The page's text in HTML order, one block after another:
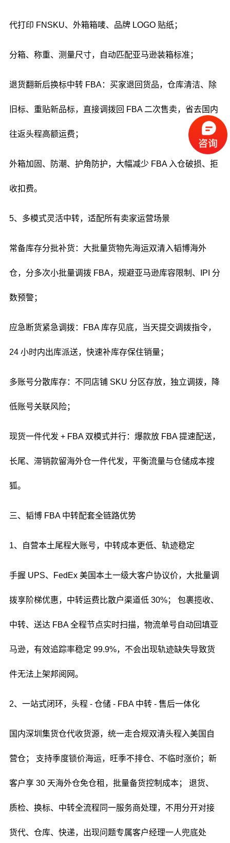
代打印 FNSKU、外箱箱唛、品牌 LOGO 贴纸；
分箱、称重、测量尺寸，自动匹配亚马逊装箱标准；
退货翻新后换标中转 FBA：买家退回货品，仓库清洁、除
旧标、重贴新品标，直接调拨回 FBA 二次售卖，省去国内
往返头程高额运费；
外箱加固、防潮、护角防护，大幅减少 FBA 入仓破损、拒
收扣费。
5、多模式灵活中转，适配所有卖家运营场景
常备库存分批补货：大批量货物先海运双清入韬博海外
仓，分多次小批量调拨 FBA，规避亚马逊库容限制、IPI 分
数预警；
应急断货紧急调拨：FBA 库存见底，当天提交调拨指令，
24 小时内出库派送，快速补库存保住销量；
多账号分散库存：不同店铺 SKU 分区存放，独立调拨，降
低账号关联风险；
现货一件代发 + FBA 双模式并行：爆款放 FBA 提速配送，
长尾、滞销款留海外仓一件代发，平衡流量与仓储成本搜
狐。
三、韬博 FBA 中转配套全链路优势
1、自营本土尾程大账号，中转成本更低、轨迹稳定
手握 UPS、FedEx 美国本土一级大客户协议价，大批量调
拨享阶梯优惠，中转运费比散户渠道低 30%； 包裹揽收、
中转、送达 FBA 全程节点实时扫描，物流单号自动回填亚
马逊，有效追踪率稳定 99.9%，不会出现轨迹缺失导致货
件无法上架邦阅网。
2、一站式闭环，头程 - 仓储 - FBA 中转 - 售后一体化
国内深圳集货仓代收货源，统一走合规双清头程入美国自
营仓； 支持季度锁价海运，旺季不排仓、不临时涨价；新
客户享 30 天海外仓免仓租，批量备货控制成本； 退货、
质检、换标、中转全流程同一服务商处理，不用分开对接
货代、仓库、快递，出现问题专属客户经理一人兜底处